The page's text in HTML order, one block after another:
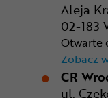
Aleja
02-183
Otwarte
Zobacz
CR
ul.